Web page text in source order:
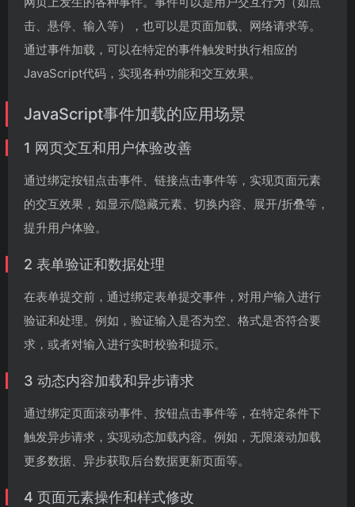
击、悬停、输入等），也可以是页面加载、网络请求等。
通过事件加载，可以在特定的事件触发时执行相应的
JavaScript代码，实现各种功能和交互效果。
JavaScript事件加载的应用场景
1 网页交互和用户体验改善
通过绑定按钮点击事件、链接点击事件等，实现页面元素
的交互效果，如显示/隐藏元素、切换内容、展开/折叠等，
提升用户体验。
2 表单验证和数据处理
在表单提交前，通过绑定表单提交事件，对用户输入进行
验证和处理。例如，验证输入是否为空、格式是否符合要
求，或者对输入进行实时校验和提示。
3 动态内容加载和异步请求
通过绑定页面滚动事件、按钮点击事件等，在特定条件下
触发异步请求，实现动态加载内容。例如，无限滚动加载
更多数据、异步获取后台数据更新页面等。
4 页面元素操作和样式修改